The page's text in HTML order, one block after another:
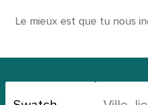
Le mieux est que tu nous